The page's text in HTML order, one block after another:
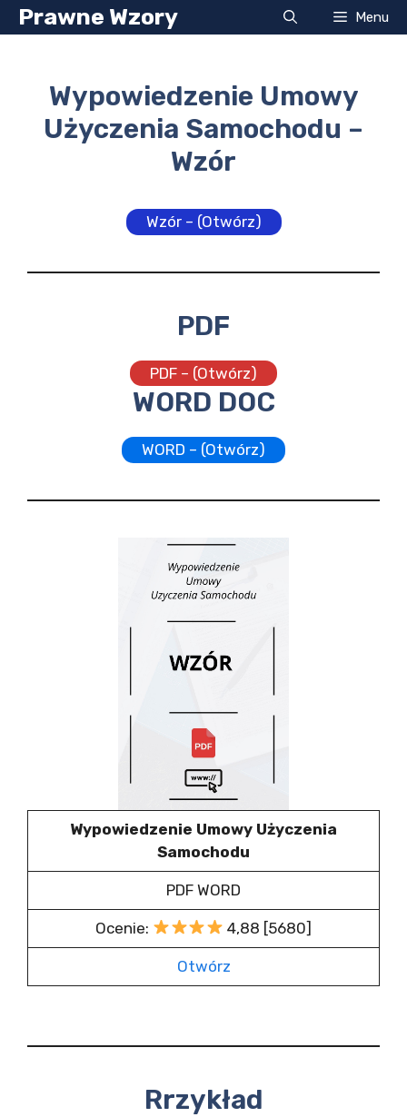
Przejdź
do
Prawne Wzory Menu
Wypowiedzenie Umowy
Użyczenia Samochodu –
Wzór
Wzór – (Otwórz)
PDF
PDF – (Otwórz)
WORD DOC
WORD – (Otwórz)
Wypowiedzenie Umowy Użyczenia
Samochodu
PDF WORD
Ocenie: 4,88 [5680]
Otwórz
Rrzykład